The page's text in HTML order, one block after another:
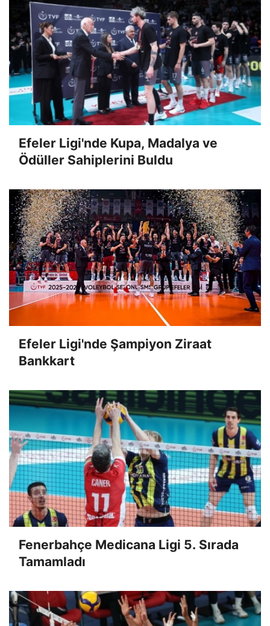
Efeler Ligi'nde Kupa, Madalya ve
Ödüller Sahiplerini Buldu
Efeler Ligi'nde Şampiyon Ziraat
Bankkart
Fenerbahçe Medicana Ligi 5. Sırada
Tamamladı